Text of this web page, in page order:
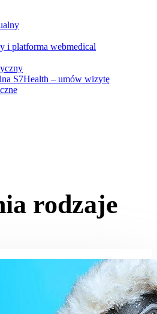
i platforma webmedical
S7Health – umów wizytę
rodzaje